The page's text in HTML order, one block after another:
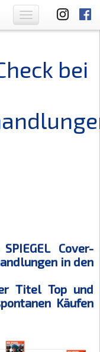
Toggle
navigation
bei
Cover-
in den
Titel Top und
Käufen